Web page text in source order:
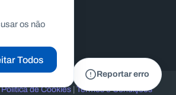
Politica de Cookies|Termos e Condições
Reportar erro
os não
Todos